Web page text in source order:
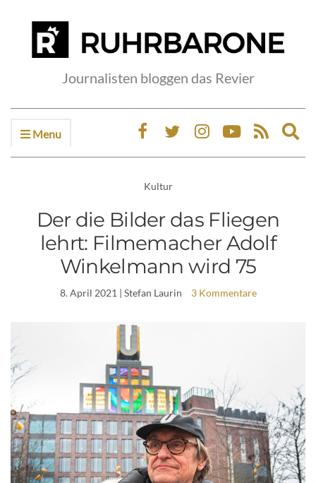
Journalisten bloggen das Revier
Menu
Kultur
Der die Bilder das Fliegen
lehrt: Filmemacher Adolf
Winkelmann wird 75
8. April 2021 | Stefan Laurin 3 Kommentare